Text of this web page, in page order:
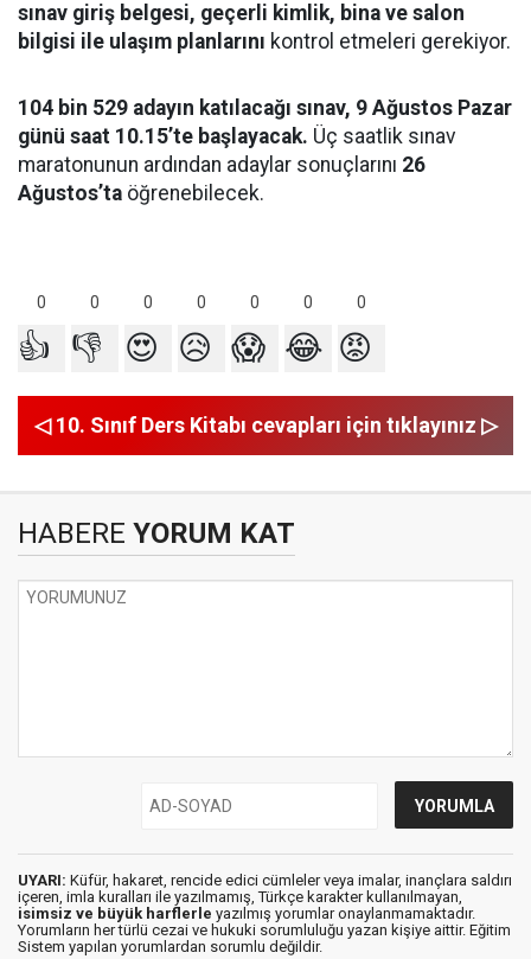
sınav giriş belgesi, geçerli kimlik, bina ve salon
bilgisi ile ulaşım planlarını kontrol etmeleri gerekiyor.
104 bin 529 adayın katılacağı sınav, 9 Ağustos Pazar
günü saat 10.15’te başlayacak. Üç saatlik sınav
maratonunun ardından adaylar sonuçlarını 26
Ağustos’ta öğrenebilecek.
0 0 0 0 0 0 0
👍 👎 😍 😥 😱 😂 😡
◁ 10. Sınıf Ders Kitabı cevapları için tıklayınız ▷
HABERE YORUM KAT
UYARI: Küfür, hakaret, rencide edici cümleler veya imalar, inançlara saldırı
içeren, imla kuralları ile yazılmamış, Türkçe karakter kullanılmayan,
isimsiz ve büyük harflerle yazılmış yorumlar onaylanmamaktadır.
Yorumların her türlü cezai ve hukuki sorumluluğu yazan kişiye aittir. Eğitim
Sistem yapılan yorumlardan sorumlu değildir.